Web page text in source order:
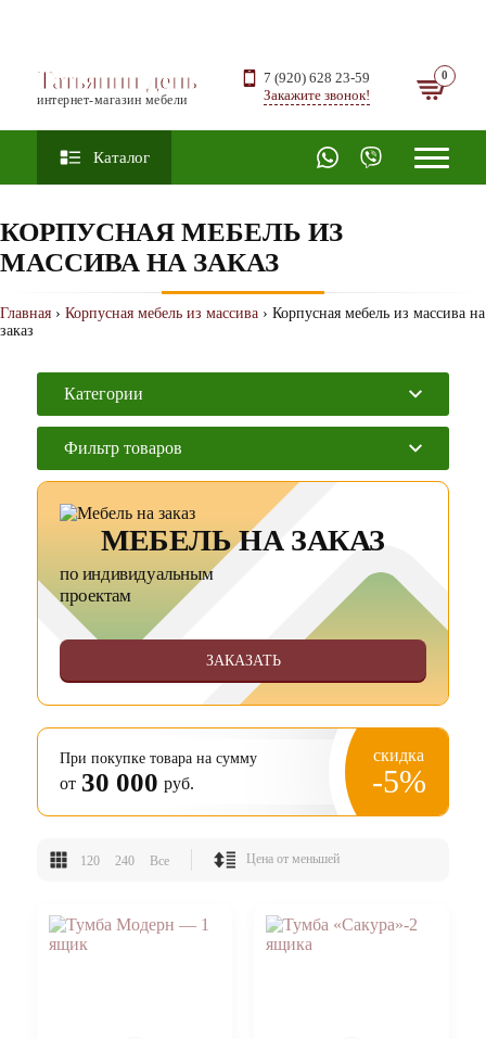
Татьянин день
интернет-магазин мебели
7 (920) 628 23-59
Закажите звонок!
Каталог
КОРПУСНАЯ МЕБЕЛЬ ИЗ
МАССИВА НА ЗАКАЗ
Главная › Корпусная мебель из массива › Корпусная мебель из массива на
заказ
Категории
Фильтр товаров
МЕБЕЛЬ НА ЗАКАЗ
по индивидуальным
проектам
ЗАКАЗАТЬ
При покупке товара на сумму
от 30 000 руб.
скидка
-5%
120 240 Все